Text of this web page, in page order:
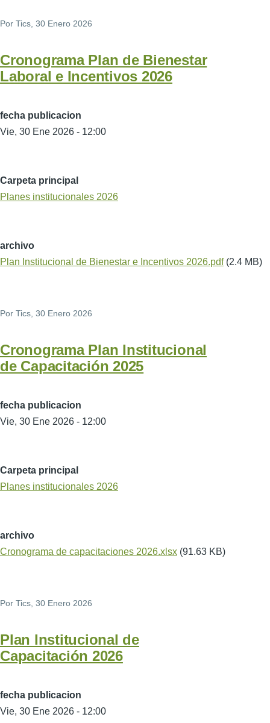
Por Tics , 30 Enero 2026
Cronograma Plan de Bienestar
Laboral e Incentivos 2026
fecha publicacion
Vie, 30 Ene 2026 - 12:00
Carpeta principal
Planes institucionales 2026
archivo
Plan Institucional de Bienestar e Incentivos 2026.pdf (2.4 MB)
Por Tics , 30 Enero 2026
Cronograma Plan Institucional
de Capacitación 2025
fecha publicacion
Vie, 30 Ene 2026 - 12:00
Carpeta principal
Planes institucionales 2026
archivo
Cronograma de capacitaciones 2026.xlsx (91.63 KB)
Por Tics , 30 Enero 2026
Plan Institucional de
Capacitación 2026
fecha publicacion
Vie, 30 Ene 2026 - 12:00